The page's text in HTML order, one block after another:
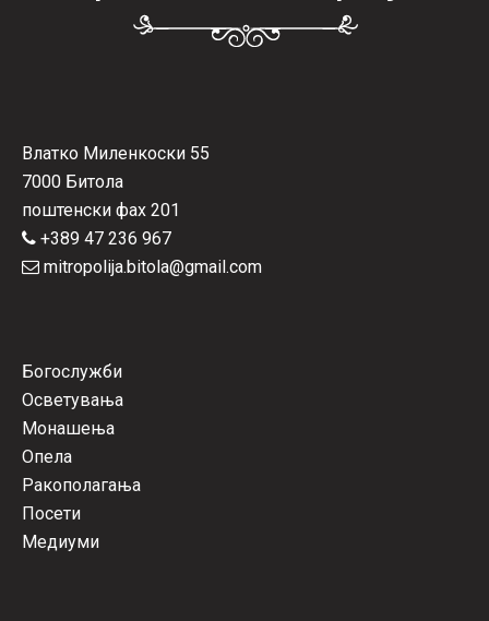
Влатко Миленкоски 55
7000 Битола
поштенски фах 201
+389 47 236 967
mitropolija.bitola@gmail.com
Богослужби
Осветувања
Монашења
Опела
Ракополагања
Посети
Медиуми